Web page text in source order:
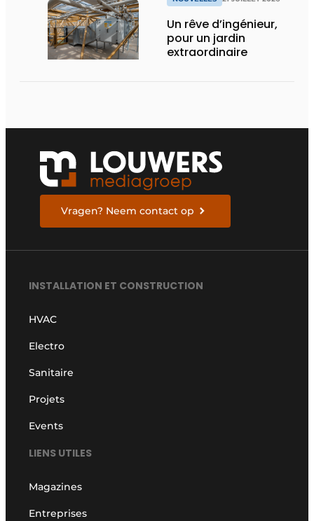
Un rêve d’ingénieur,
pour un jardin
extraordinaire
Vragen? Neem contact op
INSTALLATION ET CONSTRUCTION
HVAC
Electro
Sanitaire
Projets
Events
LIENS UTILES
Magazines
Entreprises